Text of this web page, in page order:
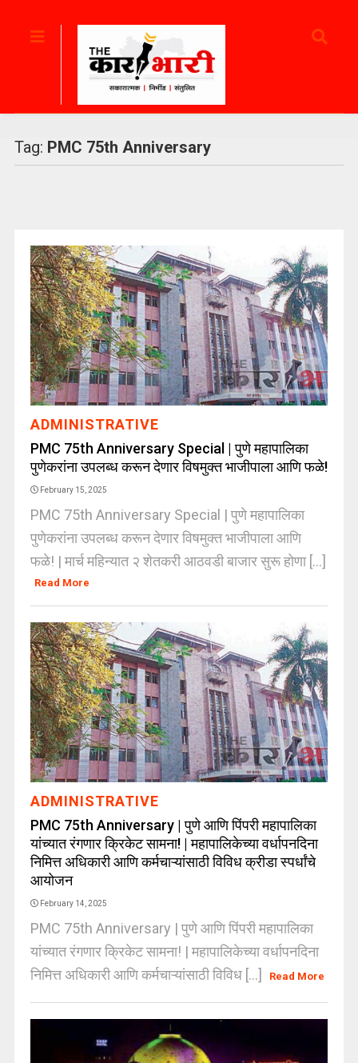
Tag: PMC 75th Anniversary
ADMINISTRATIVE
PMC 75th Anniversary Special | पुणे महापालिका
पुणेकरांना उपलब्ध करून देणार विषमुक्त भाजीपाला आणि फळे!
February 15, 2025
PMC 75th Anniversary Special | पुणे महापालिका
पुणेकरांना उपलब्ध करून देणार विषमुक्त भाजीपाला आणि
फळे! | मार्च महिन्यात २ शेतकरी आठवडी बाजार सुरू होणा [...]
Read More
ADMINISTRATIVE
PMC 75th Anniversary | पुणे आणि पिंपरी महापालिका
यांच्यात रंगणार क्रिकेट सामना! | महापालिकेच्या वर्धापनदिना
निमित्त अधिकारी आणि कर्मचाऱ्यांसाठी विविध क्रीडा स्पर्धांचे
आयोजन
February 14, 2025
PMC 75th Anniversary | पुणे आणि पिंपरी महापालिका
यांच्यात रंगणार क्रिकेट सामना! | महापालिकेच्या वर्धापनदिना
निमित्त अधिकारी आणि कर्मचाऱ्यांसाठी विविध [...]
Read More